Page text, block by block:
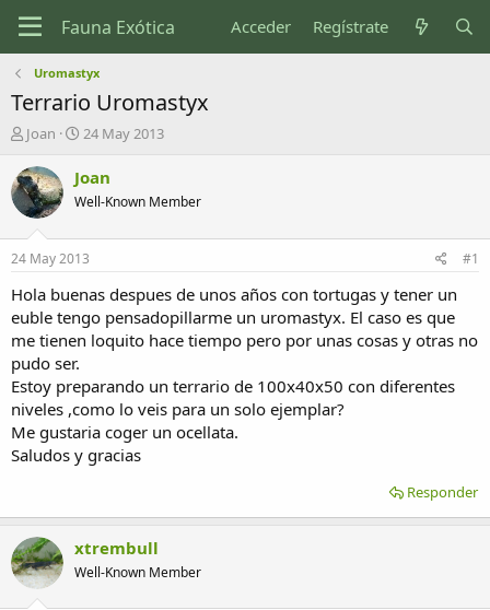
Acceder Regístrate
Uromastyx
Terrario Uromastyx
I
i
c
i
d
o
r
d
e
l
t
e
m
a
Joan
F
c
a
e
i
n
c
i
24 May 2013
Joan
Well-Known Member
24 May 2013 #1
Hola buenas despues de unos años con tortugas y tener un
euble tengo pensadopillarme un uromastyx. El caso es que
me tienen loquito hace tiempo pero por unas cosas y otras no
pudo ser.
Estoy preparando un terrario de 100x40x50 con diferentes
niveles ,como lo veis para un solo ejemplar?
Me gustaria coger un ocellata.
Saludos y gracias
Responder
xtrembull
Well-Known Member